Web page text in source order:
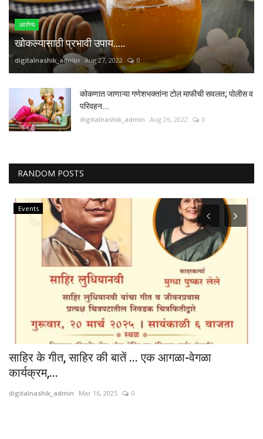
आरोग्य
खोकल्यासाठी प्रभावी उपाय.....
digitalnashik_admin Aug 27, 2022 0
कोकणात जाणाऱ्या गणेशभक्तांना टोल माफीची सवलत; पोलीस व
परिवहन...
digitalnashik_admin Aug 26, 2022 0
RANDOM POSTS
Events
साहिर के गीत, साहिर की बातें ... एक आगळा-वेगळा
कार्यक्रम,...
digitalnashik_admin Mar 16, 2025 0